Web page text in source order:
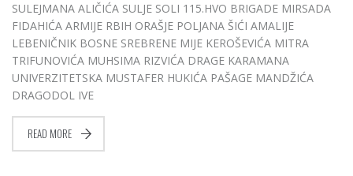
SULEJMANA ALIČIĆA SULJE SOLI 115.HVO BRIGADE MIRSADA
FIDAHIĆA ARMIJE RBIH ORAŠJE POLJANA ŠIĆI AMALIJE
LEBENIČNIK BOSNE SREBRENE MIJE KEROŠEVIĆA MITRA
TRIFUNOVIĆA MUHSIMA RIZVIĆA DRAGE KARAMANA
UNIVERZITETSKA MUSTAFER HUKIĆA PAŠAGE MANDŽIĆA
DRAGODOL IVE
READ MORE